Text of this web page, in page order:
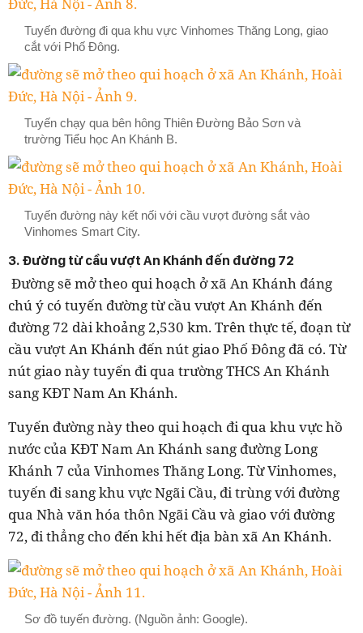
Tuyến đường đi qua khu vực Vinhomes Thăng Long, giao
cắt với Phố Đông.
Tuyến chạy qua bên hông Thiên Đường Bảo Sơn và
trường Tiểu học An Khánh B.
Tuyến đường này kết nối với cầu vượt đường sắt vào
Vinhomes Smart City.
3. Đường từ cầu vượt An Khánh đến đường 72
Đường sẽ mở theo qui hoạch ở xã An Khánh đáng
chú ý có tuyến đường từ cầu vượt An Khánh đến
đường 72 dài khoảng 2,530 km. Trên thực tế, đoạn từ
cầu vượt An Khánh đến nút giao Phố Đông đã có. Từ
nút giao này tuyến đi qua trường THCS An Khánh
sang KĐT Nam An Khánh.
Tuyến đường này theo qui hoạch đi qua khu vực hồ
nước của KĐT Nam An Khánh sang đường Long
Khánh 7 của Vinhomes Thăng Long. Từ Vinhomes,
tuyến đi sang khu vực Ngãi Cầu, đi trùng với đường
qua Nhà văn hóa thôn Ngãi Cầu và giao với đường
72, đi thẳng cho đến khi hết địa bàn xã An Khánh.
Sơ đồ tuyến đường. (Nguồn ảnh: Google).